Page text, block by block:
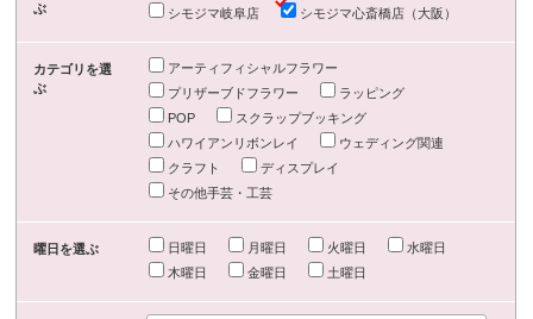
ぶ
シモジマ岐阜店
シモジマ心斎橋店（大阪）
カテゴリを選
ぶ
アーティフィシャルフラワー
プリザーブドフラワー
ラッピング
POP
スクラップブッキング
ハワイアンリボンレイ
ウェディング関連
クラフト
ディスプレイ
その他手芸・工芸
曜日を選ぶ 日曜日 月曜日 火曜日
水曜日
木曜日
金曜日 土曜日